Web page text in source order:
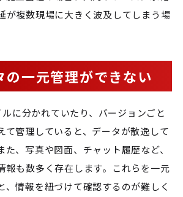
が複数現場に大きく波及してしまう場
一元管理ができない
に分かれていたり、バージョンごと
て管理していると、データが散逸して
た、写真や図面、チャット履歴など、
報も数多く存在します。これらを一元
、情報を紐づけて確認するのが難しく